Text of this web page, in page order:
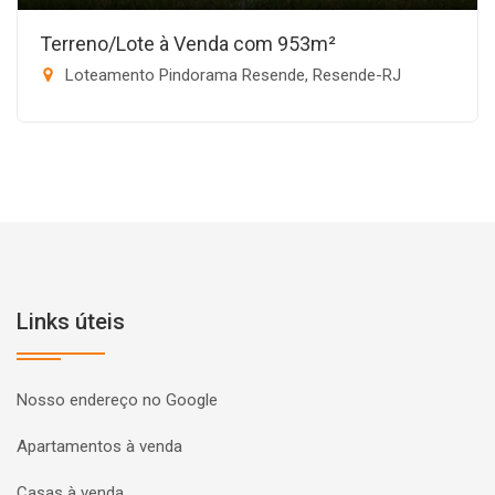
Terreno/Lote à Venda com 953m²
Loteamento Pindorama Resende, Resende-RJ
Links úteis
Nosso endereço no Google
Apartamentos à venda